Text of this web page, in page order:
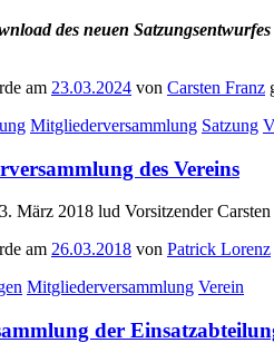
des neuen
am 23.03.2024 von Carsten Franz
Mitgliederversammlung Satzung
des Vereins
März 2018 lud Vorsitzender
am 26.03.2018 von Patrick Lorenz
Mitgliederversammlung Verein
der